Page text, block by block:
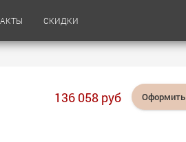
СКИДКИ
Оформить
136 058 руб